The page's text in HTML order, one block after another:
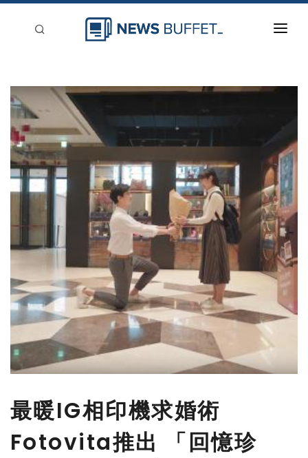
新聞稿分類
刊登
最暖IG相印機求婚術
Fotovita推出 「回憶珍